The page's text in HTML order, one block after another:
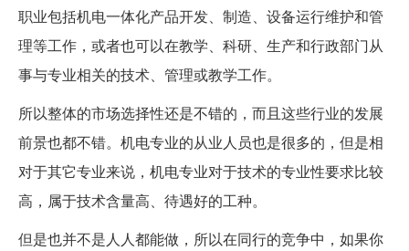
职业包括机电一体化产品开发、制造、设备运行维护和管
理等工作，或者也可以在教学、科研、生产和行政部门从
事与专业相关的技术、管理或教学工作。
所以整体的市场选择性还是不错的，而且这些行业的发展
前景也都不错。机电专业的从业人员也是很多的，但是相
对于其它专业来说，机电专业对于技术的专业性要求比较
高，属于技术含量高、待遇好的工种。
但是也并不是人人都能做，所以在同行的竞争中，如果你